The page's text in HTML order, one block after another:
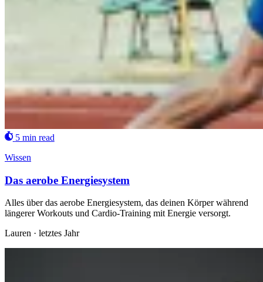
5 min read
Wissen
Das aerobe Energiesystem
Alles über das aerobe Energiesystem, das deinen Körper während
längerer Workouts und Cardio-Training mit Energie versorgt.
Lauren · letztes Jahr